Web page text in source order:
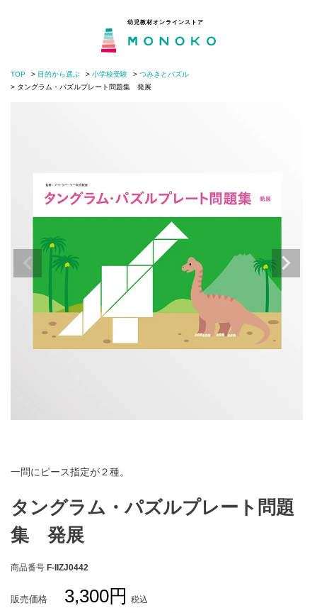
幼児教材オンラインストア
TOP 目的から選ぶ 小学校受験
つみきとパズル
タングラム・パズルプレート問題集 発展
一問にピース指定が２種。
タングラム・パズルプレート問題
集 発展
商品番号 F-IIZJ0442
販売価格 3,300 税込
MONOKOとは
知育・子育てコラム
閉じる